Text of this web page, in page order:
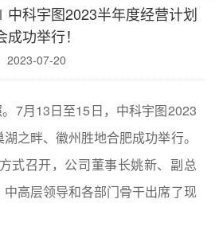
科宇图2023半年度经营计划
成功举行！
2023-07-20
7月13日至15日，中科宇图2023
之畔、徽州胜地合肥成功举行。
式召开，公司董事长姚新、副总
高层领导和各部门骨干出席了现